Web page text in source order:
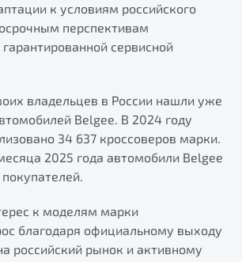
кроссовер
поддержка
к условиям российского
перспективам
сервисной
владельцев в России нашли уже
Belgee. В 2024 году
34 637 кроссоверов марки.
2025 года автомобили Belgee
к моделям марки
благодаря официальному выходу
российский рынок и активному